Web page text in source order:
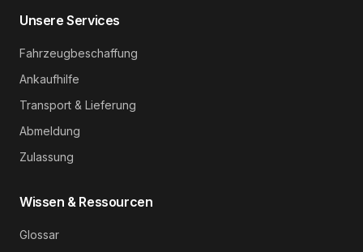
Unsere Services
Fahrzeugbeschaffung
Ankaufhilfe
Transport & Lieferung
Abmeldung
Zulassung
Wissen & Ressourcen
Glossar